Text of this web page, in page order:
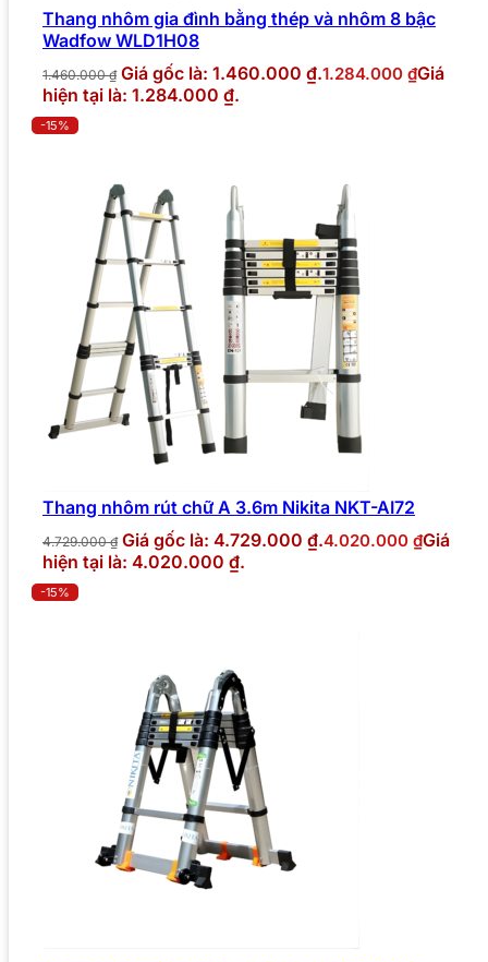
Thang nhôm gia đình bằng thép và nhôm 8 bậc
Wadfow WLD1H08
1.460.000₫ Giá gốc là: 1.460.000 ₫.1.284.000 ₫Giá
hiện tại là: 1.284.000 ₫.
-15%
Thang nhôm rút chữ A 3.6m Nikita NKT-AI72
4.729.000₫ Giá gốc là: 4.729.000 ₫.4.020.000 ₫Giá
hiện tại là: 4.020.000 ₫.
-15%